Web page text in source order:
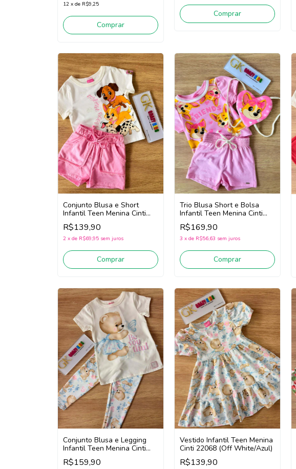
12 x de R$9,25
Comprar
Comprar
Conjunto Blusa e Short
Infantil Teen Menina Cinti
22093 (Off White/Rosa)
R$139,90
2 x de R$69,95 sem juros
Comprar
Trio Blusa Short e Bolsa
Infantil Teen Menina Cinti
22100 (Rosa)
R$169,90
3 x de R$56,63 sem juros
Comprar
Conjunto Blusa e Legging
Infantil Teen Menina Cinti
22129 (Off White/Azul)
R$159,90
Vestido Infantil Teen Menina
Cinti 22068 (Off White/Azul)
R$139,90